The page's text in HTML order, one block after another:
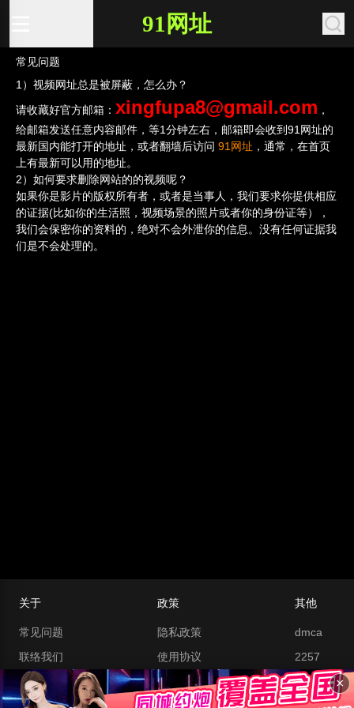
91网址
常见问题
1）视频网址总是被屏蔽，怎么办？
请收藏好官方邮箱： xingfupa8@gmail.com ，
给邮箱发送任意内容邮件，等1分钟左右，邮箱即会收到91网址的
最新国内能打开的地址，或者翻墙后访问 91网址 ，通常，在首页
上有最新可以用的地址。
2）如何要求删除网站的的视频呢？
如果你是影片的版权所有者，或者是当事人，我们要求你提供相应
的证据(比如你的生活照，视频场景的照片或者你的身份证等），
我们会保密你的资料的，绝对不会外泄你的信息。没有任何证据我
们是不会处理的。
关于
常见问题
联络我们
最新网址
政策
隐私政策
使用协议
热门搜索
其他
dmca
2257
网址
×